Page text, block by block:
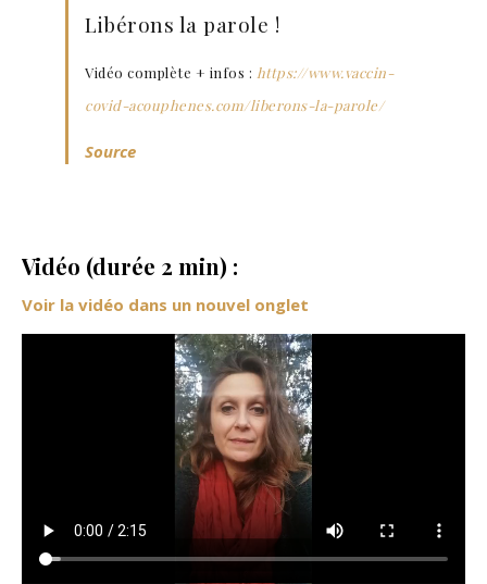
Libérons la parole !
Vidéo complète + infos : https://www.vaccin-
covid-acouphenes.com/liberons-la-parole/
Source
Vidéo (durée 2 min) :
Voir la vidéo dans un nouvel onglet